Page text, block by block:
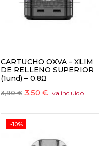
CARTUCHO OXVA – XLIM
DE RELLENO SUPERIOR
(1und) – 0.8Ω
3,90€ 3,50 € Iva incluido
-10%